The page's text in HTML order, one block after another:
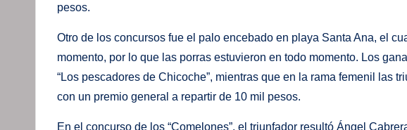
pesos.
Otro de los concursos fue el palo encebado en playa Santa Ana, el
momento, por lo que las porras estuvieron en todo momento. Los
“Los pescadores de Chicoche”, mientras que en la rama femenil las
con un premio general a repartir de 10 mil pesos.
En el concurso de los “Comelones”, el triunfador resultó Ángel